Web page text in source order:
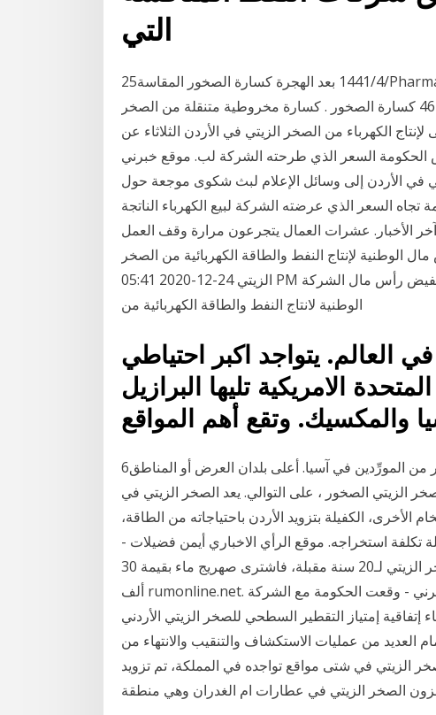
التي
25‏‏/4‏‏/1441 بعد الهجرة كسارة الصخور المقاسةPharmacie Demoulin. الحجر في بنغالور كسارة متنقلة
على الإيجار فيمصركسارة الحجارة لل موقع صافي 46 كسارة الصخور . كسارة مخروطية متنقلة من الصخر
الكهرباء من الصخر الزيتي في الأردن الثلاثاء عن
السعر الذي طرحته الشركة لب. موقع خبرني
في الأردن إلى وسائل الإعلام لبث شكوى موجعة حول
السعر الذي عرضته الشركة لبيع الكهرباء الناتجة
الأخبار. عشرات العمال يتجرعون مرارة وقف العمل
رأس مال الوطنية لإنتاج النفط والطاقة الكهربائية من الصخر
الزيتي 24-12-2020 05:41 PM عمون - نفذ مركز إيداع الأوراق المالية عملية تخفيض رأس مال الشركة
الوطنية لانتاج النفط والطاقة الكهربائية من
العالم. يتواجد اكبر احتياطي
الامريكية تليها البرازيل
6‏‏/5‏‏/1442 بعد الهجرة هناك 541 الصخر الزيتي الصخور من المورِّدين في آسيا. أعلى بلدان العرض أو المناطق
، والتي توفر 99%، و1% من الصخر الزيتي الصخور ، على التوالي. يعد الصخر الزيتي في
الأخرى، الكفيلة بتزويد الأردن باحتياجاته من الطاقة،
تكلفة استخراجه. موقع الرأي الاخباري أيمن فضيلات -
عمَانوعدوه بالعمل في شركة العطارات لتعدين الصخر الزيتي لـ20 سنة مقبلة، فاشترى صهريج ماء بقيمة 30
ألف rumonline.net. استثمار الصخر الزيتي .. هل تحوّل إلى عبء على خبرني - وقعت الحكومة مع الشركة
إتفاقية إمتياز التقطير السطحي للصخر الزيتي الأردني
العديد من عمليات الاستكشاف والتنقيب والانتهاء من
الزيتي في شتى مواقع تواجده في المملكة، تم تزويد
الصخر الزيتي في عطارات ام الغدران وهي منطقة